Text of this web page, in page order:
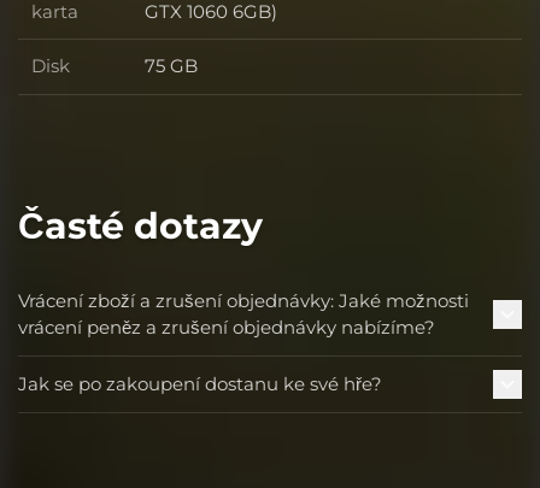
karta
Grafická karta
GTX 1060 6GB)
Disk Disk
75 GB
Časté dotazy
Vrácení zboží a zrušení objednávky: Jaké možnosti
vrácení peněz a zrušení objednávky nabízíme?
Jak se po zakoupení dostanu ke své hře?